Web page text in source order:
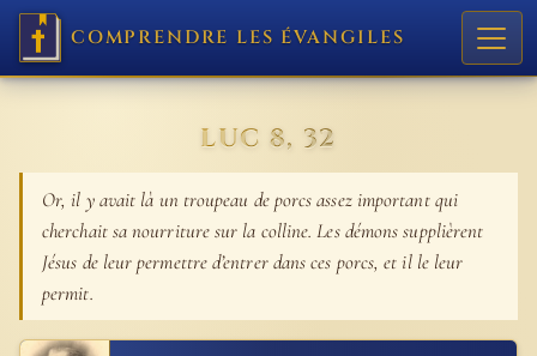
COMPRENDRE LES ÉVANGILES
LUC 8, 32
Or, il y avait là un troupeau de porcs assez important qui
cherchait sa nourriture sur la colline. Les démons supplièrent
Jésus de leur permettre d’entrer dans ces porcs, et il le leur
permit.